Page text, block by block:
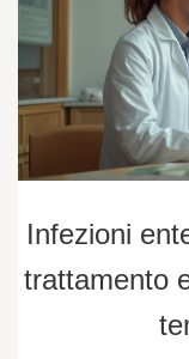
Infezioni
trattamento